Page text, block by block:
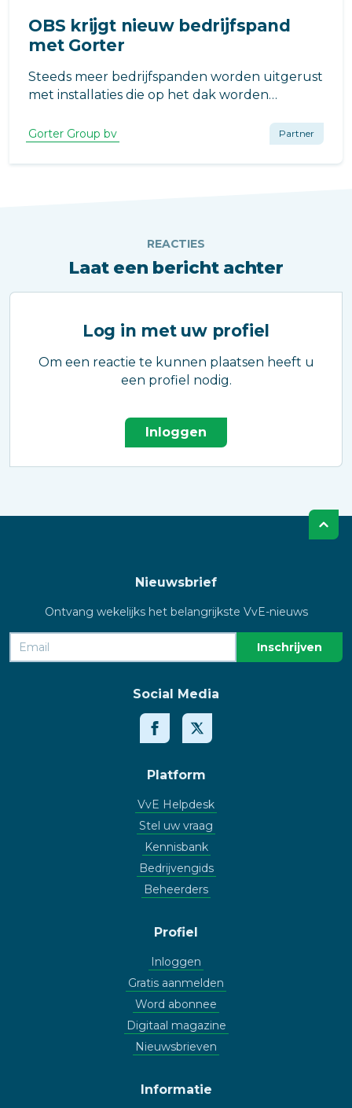
OBS krijgt nieuw bedrijfspand
met Gorter
Steeds meer bedrijfspanden worden uitgerust
met installaties die op het dak worden
liftmachinekamers, glazenwasinstallaties,
zonnecollectoren en andere voorzieningen.
Gorter Group bv Partner
REACTIES
Laat een bericht achter
Log in met uw profiel
Om een reactie te kunnen plaatsen heeft u
een profiel nodig.
Inloggen
Nieuwsbrief
Ontvang wekelijks het belangrijkste VvE-nieuws
Social Media
Platform
VvE Helpdesk
Stel uw vraag
Kennisbank
Bedrijvengids
Beheerders
Profiel
Inloggen
Gratis aanmelden
Word abonnee
Digitaal magazine
Nieuwsbrieven
Informatie